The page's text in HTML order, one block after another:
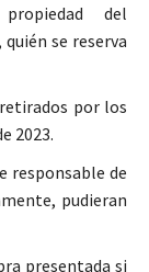
del
se reserva
por los
2023.
responsable de
pudieran
presentada si